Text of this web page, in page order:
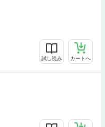
試し読み カートへ